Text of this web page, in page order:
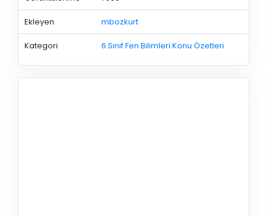
Ekleyen mbozkurt
Kategori 6.Sınıf Fen Bilimleri Konu Özetleri